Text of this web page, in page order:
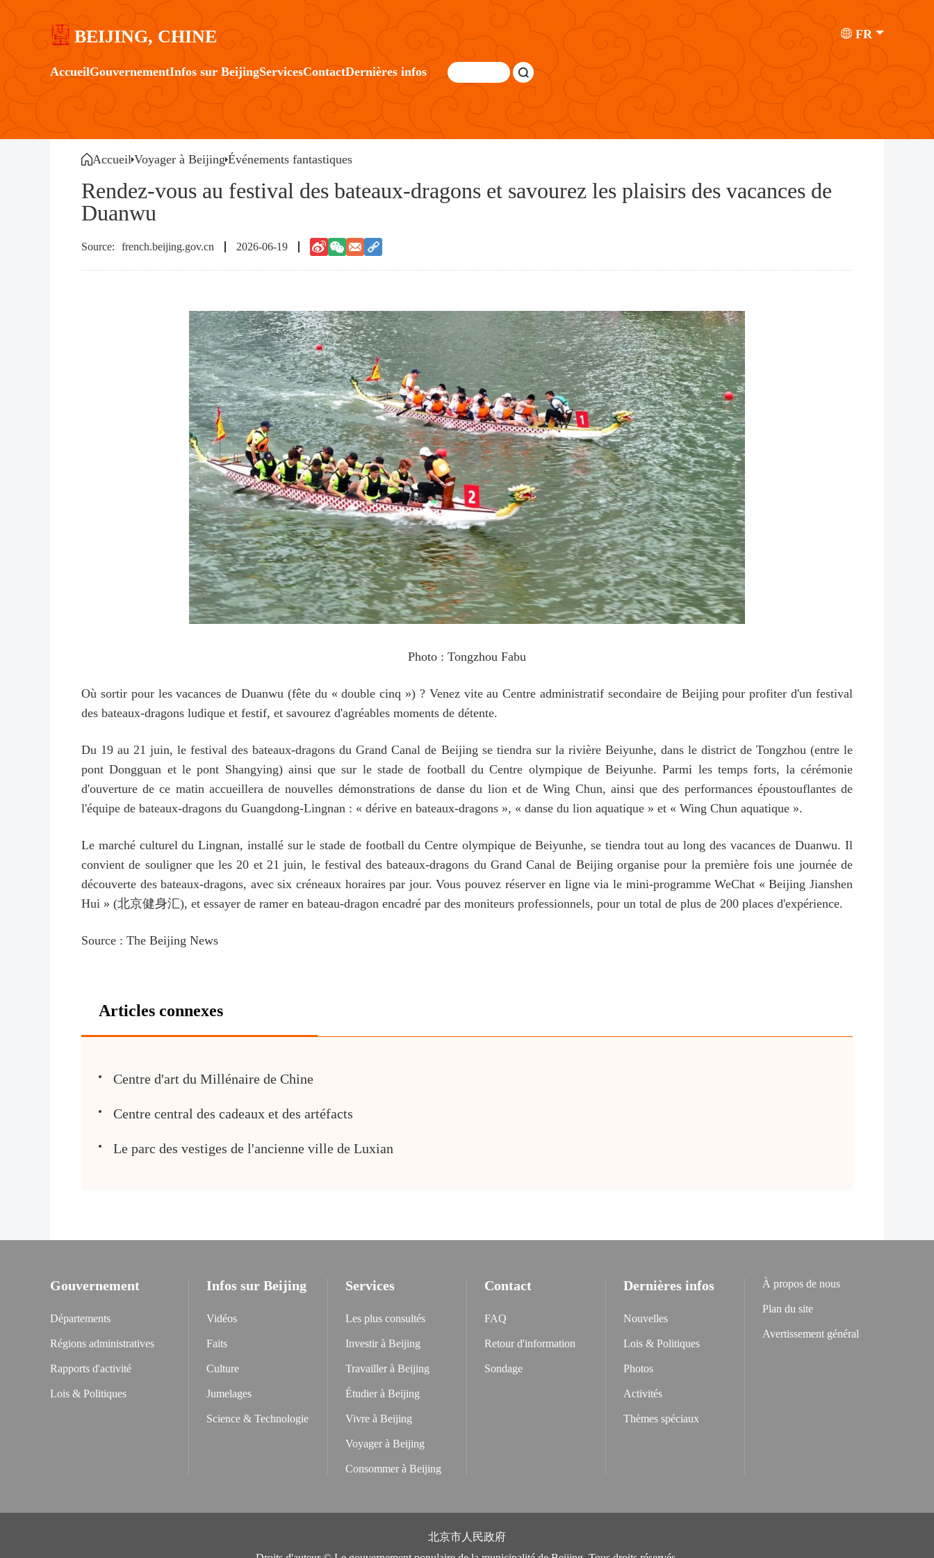
BEIJING, CHINE FR
AccueilGouvernementInfos sur BeijingServicesContactDernières infos
Accueil Voyager à Beijing Événements fantastiques
Rendez-vous au festival des bateaux-dragons et savourez les plaisirs des vacances de
Duanwu
french.beijing.gov.cn 2026-06-19
Photo : Tongzhou Fabu
Où sortir pour les vacances de Duanwu (fête du « double cinq ») ? Venez vite au Centre administratif secondaire de Beijing pour profiter d'un festival
des bateaux-dragons ludique et festif, et savourez d'agréables moments de détente.
Du 19 au 21 juin, le festival des bateaux-dragons du Grand Canal de Beijing se tiendra sur la rivière Beiyunhe, dans le district de Tongzhou (entre le
pont Dongguan et le pont Shangying) ainsi que sur le stade de football du Centre olympique de Beiyunhe. Parmi les temps forts, la cérémonie
d'ouverture de ce matin accueillera de nouvelles démonstrations de danse du lion et de Wing Chun, ainsi que des performances époustouflantes de
l'équipe de bateaux-dragons du Guangdong-Lingnan : « dérive en bateaux-dragons », « danse du lion aquatique » et « Wing Chun aquatique ».
Le marché culturel du Lingnan, installé sur le stade de football du Centre olympique de Beiyunhe, se tiendra tout au long des vacances de Duanwu. Il
convient de souligner que les 20 et 21 juin, le festival des bateaux-dragons du Grand Canal de Beijing organise pour la première fois une journée de
découverte des bateaux-dragons, avec six créneaux horaires par jour. Vous pouvez réserver en ligne via le mini-programme WeChat « Beijing Jianshen
Hui » (北京健身汇), et essayer de ramer en bateau-dragon encadré par des moniteurs professionnels, pour un total de plus de 200 places d'expérience.
Source : The Beijing News
Articles connexes
Centre d'art du Millénaire de Chine
Centre central des cadeaux et des artéfacts
Le parc des vestiges de l'ancienne ville de Luxian
Gouvernement
Départements
Régions administratives
Rapports d'activité
Lois & Politiques
Infos sur Beijing
Vidéos
Faits
Culture
Jumelages
Science & Technologie
Services
Les plus consultés
Investir à Beijing
Travailler à Beijing
Étudier à Beijing
Vivre à Beijing
Voyager à Beijing
Consommer à Beijing
Contact
FAQ
Retour d'information
Sondage
Dernières infos
Nouvelles
Lois & Politiques
Photos
Activités
Thèmes spéciaux
À propos de nous
Plan du site
Avertissement général
北京市人民政府